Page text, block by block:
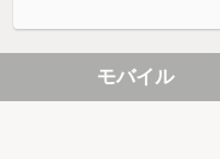
モバイル